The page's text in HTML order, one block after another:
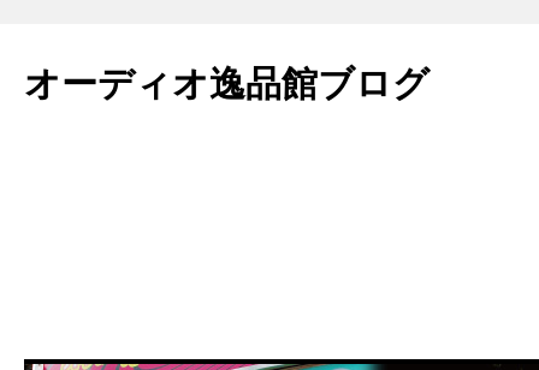
テ
ン
オーディオ逸品館ブログ